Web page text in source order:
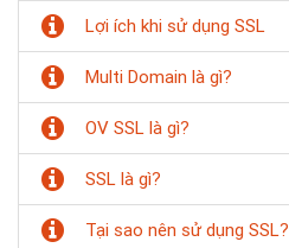
Lợi ích khi sử dụng SSL
Multi Domain là gì?
OV SSL là gì?
SSL là gì?
Tại sao nên sử dụng SSL?